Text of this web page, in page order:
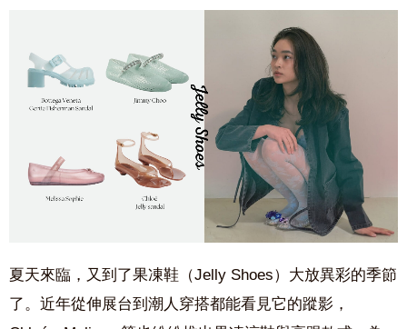
夏天來臨，又到了果凍鞋（Jelly Shoes）大放異彩的季節
了。近年從伸展台到潮人穿搭都能看見它的蹤影，